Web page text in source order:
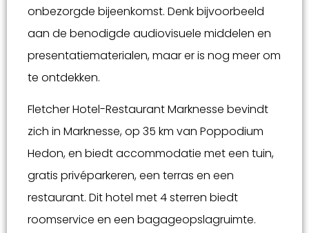
onbezorgde bijeenkomst. Denk bijvoorbeeld
aan de benodigde audiovisuele middelen en
presentatiematerialen, maar er is nog meer om
te ontdekken.
Fletcher Hotel-Restaurant Marknesse bevindt
zich in Marknesse, op 35 km van Poppodium
Hedon, en biedt accommodatie met een tuin,
gratis privéparkeren, een terras en een
restaurant. Dit hotel met 4 sterren biedt
roomservice en een bagageopslagruimte.